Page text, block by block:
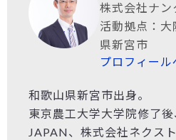
株式会社ナン
活動拠点：
県新宮市
プロフィール
和歌山県新宮市出身。
東京農工大学大学院修了
JAPAN、株式会社ネクス